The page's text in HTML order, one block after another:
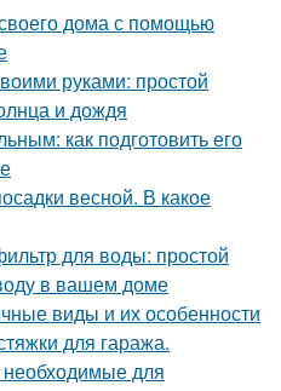
дома с помощью
руками: простой
и дождя
как подготовить его
весной. В какое
для воды: простой
в вашем доме
виды и их особенности
для гаража.
для